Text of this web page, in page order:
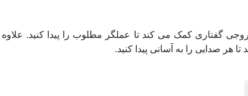
گفتاری کمک می کند تا عملگر مطلوب را پیدا کنید.
هر صدایی را به آسانی پیدا کنید.